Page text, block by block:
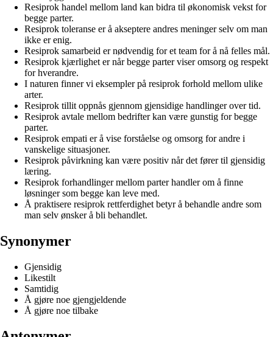
Resiprok handel mellom land kan bidra til økonomisk vekst for
begge parter.
Resiprok toleranse er å akseptere andres meninger selv om man
ikke er enig.
Resiprok samarbeid er nødvendig for et team for å nå felles mål.
Resiprok kjærlighet er når begge parter viser omsorg og respekt
for hverandre.
I naturen finner vi eksempler på resiprok forhold mellom ulike
arter.
Resiprok tillit oppnås gjennom gjensidige handlinger over tid.
Resiprok avtale mellom bedrifter kan være gunstig for begge
parter.
Resiprok empati er å vise forståelse og omsorg for andre i
vanskelige situasjoner.
Resiprok påvirkning kan være positiv når det fører til gjensidig
læring.
Resiprok forhandlinger mellom parter handler om å finne
løsninger som begge kan leve med.
Å praktisere resiprok rettferdighet betyr å behandle andre som
man selv ønsker å bli behandlet.
Synonymer
Gjensidig
Likestilt
Samtidig
Å gjøre noe gjengjeldende
Å gjøre noe tilbake